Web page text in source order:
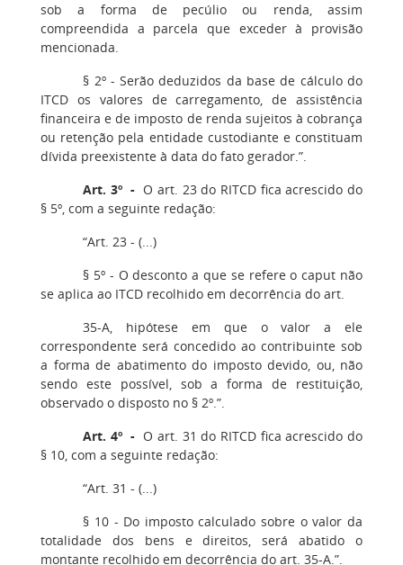
sob a forma de pecúlio ou renda, assim
compreendida a parcela que exceder à provisão
mencionada.
§ 2º - Serão deduzidos da base de cálculo do
ITCD os valores de carregamento, de assistência
financeira e de imposto de renda sujeitos à cobrança
ou retenção pela entidade custodiante e constituam
dívida preexistente à data do fato gerador.”.
Art. 3º - O art. 23 do RITCD fica acrescido do
§ 5º, com a seguinte redação:
“Art. 23 - (...)
§ 5º - O desconto a que se refere o caput não
se aplica ao ITCD recolhido em decorrência do art.
35-A, hipótese em que o valor a ele
correspondente será concedido ao contribuinte sob
a forma de abatimento do imposto devido, ou, não
sendo este possível, sob a forma de restituição,
observado o disposto no § 2º.”.
Art. 4º - O art. 31 do RITCD fica acrescido do
§ 10, com a seguinte redação:
“Art. 31 - (...)
§ 10 - Do imposto calculado sobre o valor da
totalidade dos bens e direitos, será abatido o
montante recolhido em decorrência do art. 35-A.”.